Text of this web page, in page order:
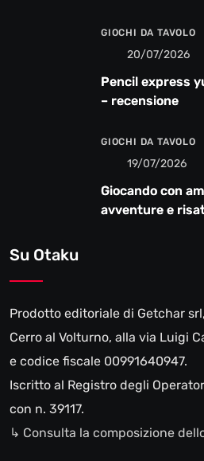
GIOCHI DA TAVOLO
20/07/2026
Pencil express
– recensione
GIOCHI DA TAVOLO
19/07/2026
Giocando con
avventure e
Su Otaku
Prodotto editoriale di Getchar
Cerro al Volturno, alla via Luigi
e codice fiscale 00991640947.
Iscritto al Registro degli
con n. 39117.
↳ Consulta la composizione